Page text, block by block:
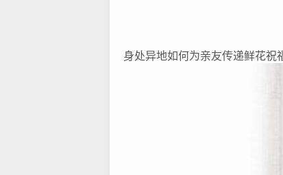
身处异地如何为亲友传递鲜花祝